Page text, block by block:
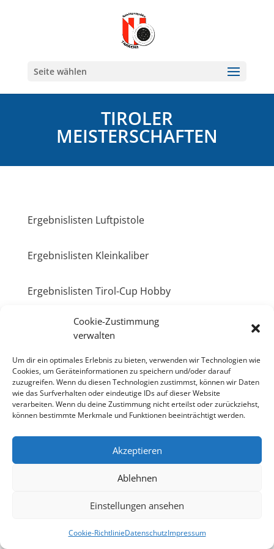
Cookie-Zustimmung
verwalten
Um dir ein optimales Erlebnis zu bieten, verwenden wir Technologien wie
Cookies, um Geräteinformationen zu speichern und/oder darauf
zuzugreifen. Wenn du diesen Technologien zustimmst, können wir Daten
wie das Surfverhalten oder eindeutige IDs auf dieser Website
verarbeiten. Wenn du deine Zustimmung nicht erteilst oder zurückziehst,
können bestimmte Merkmale und Funktionen beeinträchtigt werden.
Akzeptieren
Ablehnen
Einstellungen ansehen
Cookie-RichtlinieDatenschutzImpressum
Seite wählen
TIROLER
MEISTERSCHAFTEN
Ergebnislisten Luftpistole
Ergebnislisten Kleinkaliber
Ergebnislisten Tirol-Cup Hobby
Ergebnislisten Luftgewehr
Startseite
Datenschutz
Cookie-Richtlinie (EU)